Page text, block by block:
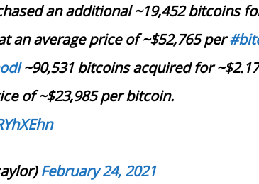
an additional ~19,452 bitcoins
an average price of ~$52,765 per
~90,531 bitcoins acquired for
of ~$23,985 per bitcoin.
February 24, 2021